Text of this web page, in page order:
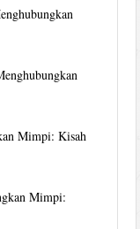
Mimpi: Kisah
Mimpi: